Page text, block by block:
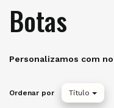
Botas
Personalizamos com
Ordenar por Título